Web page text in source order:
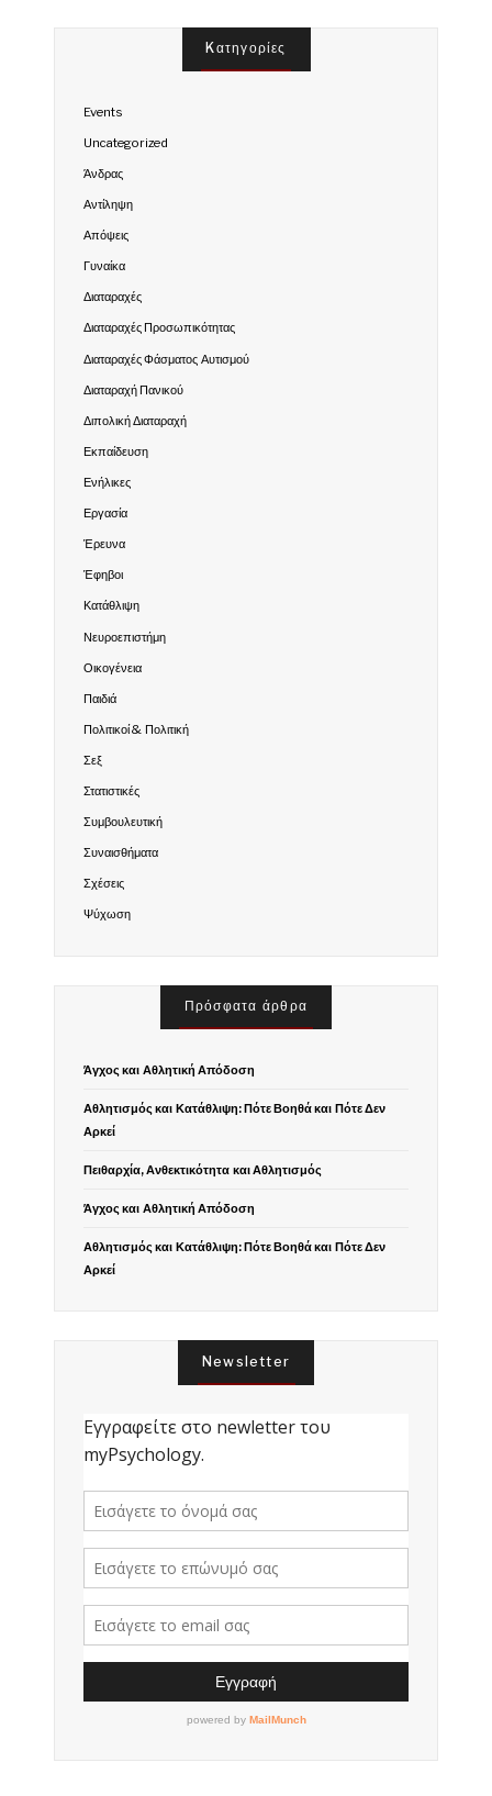
Kατηγορίες
Events
Uncategorized
Άνδρας
Αντίληψη
Απόψεις
Γυναίκα
Διαταραχές
Διαταραχές Προσωπικότητας
Διαταραχές Φάσματος Αυτισμού
Διαταραχή Πανικού
Διπολική Διαταραχή
Εκπαίδευση
Ενήλικες
Εργασία
Έρευνα
Έφηβοι
Κατάθλιψη
Νευροεπιστήμη
Οικογένεια
Παιδιά
Πολιτικοί & Πολιτική
Σεξ
Στατιστικές
Συμβουλευτική
Συναισθήματα
Σχέσεις
Ψύχωση
Πρόσφατα άρθρα
Άγχος και Αθλητική Απόδοση
Αθλητισμός και Κατάθλιψη: Πότε Βοηθά και Πότε Δεν
Αρκεί
Πειθαρχία, Ανθεκτικότητα και Αθλητισμός
Άγχος και Αθλητική Απόδοση
Αθλητισμός και Κατάθλιψη: Πότε Βοηθά και Πότε Δεν
Αρκεί
Newsletter